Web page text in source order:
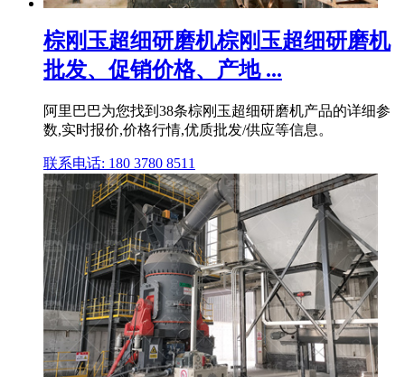
棕刚玉超细研磨机棕刚玉超细研磨机
批发、促销价格、产地 ...
阿里巴巴为您找到38条棕刚玉超细研磨机产品的详细参
数,实时报价,价格行情,优质批发/供应等信息。
联系电话: 180 3780 8511